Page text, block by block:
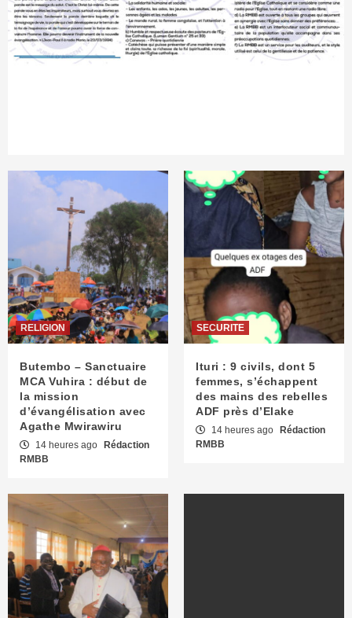
RELIGION
Butembo – Sanctuaire
MCA Vuhira : début de
la mission
d’évangélisation avec
Agathe Mwirawiru
14 heures ago
Rédaction
RMBB
SECURITE
Ituri : 9 civils, dont 5
femmes, s’échappent
des mains des rebelles
ADF près d’Elake
14 heures ago
Rédaction
RMBB